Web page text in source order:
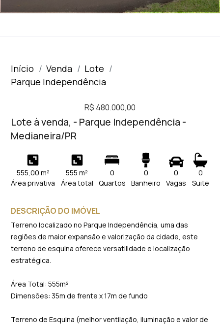
Início Venda
Lote
Parque Independência
R$ 480.000,00
Lote à venda, - Parque Independência -
Medianeira/PR
555,00 m²
Área privativa
555 m²
Área total
0
Quartos
0
Banheiro
0
Vagas
0
Suite
DESCRIÇÃO DO IMÓVEL
Terreno localizado no Parque Independência, uma das
regiões de maior expansão e valorização da cidade, este
terreno de esquina oferece versatilidade e localização
estratégica.
Área Total: 555m²
Dimensões: 35m de frente x 17m de fundo
Terreno de Esquina (melhor ventilação, iluminação e valor de